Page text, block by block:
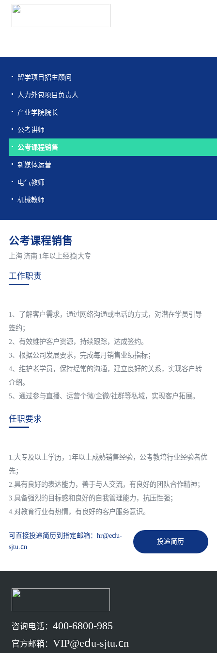
留学项目招生顾问
人力外包项目负责人
产业学院院长
公考讲师
公考课程销售
新媒体运营
电气教师
机械教师
公考课程销售
上海|济南|1年以上经验|大专
工作职责
1、了解客户需求，通过网络沟通或电话的方式，对潜在学员引导
签约；
2、有效维护客户资源，持续跟踪，达成签约。
3、根据公司发展要求，完成每月销售业绩指标；
4、维护老学员，保持经常的沟通，建立良好的关系，实现客户转
介绍。
任职要求
1.大专及以上学历，1年以上成熟销售经验，公考教培行业经验者优
先；
2.具有良好的表达能力，善于与人交流，有良好的团队合作精神；
3.具备强烈的目标感和良好的自我管理能力，抗压性强；
可直接投递简历到指定邮箱：hr@edu-
sjtu.cn
投递简历
咨询电话： 400-6800-985
官方邮箱： VIP@edu-sjtu.cn